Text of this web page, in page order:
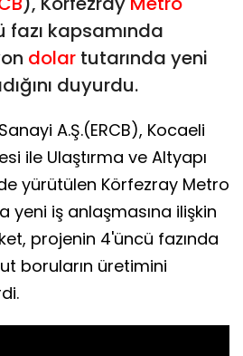
fazı kapsamında
dolar tutarında yeni
duyurdu.
A.Ş.(ERCB), Kocaeli
ile Ulaştırma ve Altyapı
yürütülen Körfezray Metro
yeni iş anlaşmasına ilişkin
projenin 4'üncü fazında
boruların üretimini